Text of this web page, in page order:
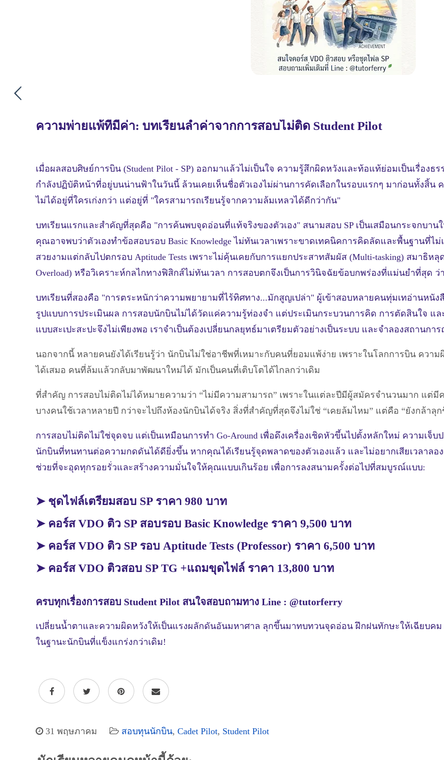
ความพ่ายแพ้ที่มีค่า: บทเรียนล้ำค่าจากการสอบไม่ติด Student Pilot
เมื่อผลสอบศิษย์การบิน (Student Pilot - SP) ออกมาแล้วไม่เป็นใจ ความรู้สึกผิดหวังและท้อแท้ย่อมเป็นเรื่อ
กำลังปฏิบัติหน้าที่อยู่บนน่านฟ้าในวันนี้ ล้วนเคยเห็นชื่อตัวเองไม่ผ่านการคัดเลือกในรอบแรกๆ มาก่อนทั้งสิ้น
ไม่ได้อยู่ที่ใครเก่งกว่า แต่อยู่ที่ "ใครสามารถเรียนรู้จากความล้มเหลวได้ดีกว่ากัน"
บทเรียนแรกและสำคัญที่สุดคือ "การค้นพบจุดอ่อนที่แท้จริงของตัวเอง" สนามสอบ SP เป็นเสมือนกระจกบาน
คุณอาจพบว่าตัวเองทำข้อสอบรอบ Basic Knowledge ไม่ทันเวลาเพราะขาดเทคนิคการคิดลัดและพื้นฐานที่
สวยงามแต่กลับไปตกรอบ Aptitude Tests เพราะไม่คุ้นเคยกับการแยกประสาทสัมผัส (Multi-tasking) สมาธิห
Overload) หรือวิเคราะห์กลไกทางฟิสิกส์ไม่ทันเวลา การสอบตกจึงเป็นการวินิจฉัยข้อบกพร่องที่แม่นยำที่สุด
บทเรียนที่สองคือ "การตระหนักว่าความพยายามที่ไร้ทิศทาง...มักสูญเปล่า" ผู้เข้าสอบหลายคนทุ่มเทอ่านหนั
รูปแบบการประเมินผล การสอบนักบินไม่ได้วัดแค่ความรู้ท่องจำ แต่ประเมินกระบวนการคิด การตัดสินใจ
แบบสะเปะสะปะจึงไม่เพียงพอ เราจำเป็นต้องเปลี่ยนกลยุทธ์มาเตรียมตัวอย่างเป็นระบบ และจำลองสถานก
นอกจากนี้ หลายคนยังได้เรียนรู้ว่า นักบินไม่ใช่อาชีพที่เหมาะกับคนที่ยอมแพ้ง่าย เพราะในโลกการบิน ควา
ได้เสมอ คนที่ล้มแล้วกลับมาพัฒนาใหม่ได้ มักเป็นคนที่เติบโตได้ไกลกว่าเดิม
ที่สำคัญ การสอบไม่ติดไม่ได้หมายความว่า “ไม่มีความสามารถ” เพราะในแต่ละปีมีผู้สมัครจำนวนมาก แต่
บางคนใช้เวลาหลายปี กว่าจะไปถึงห้องนักบินได้จริง สิ่งที่สำคัญที่สุดจึงไม่ใช่ “เคยล้มไหม” แต่คือ “ยังกล้าลุ
การสอบไม่ติดไม่ใช่จุดจบ แต่เป็นเหมือนการทำ Go-Around เพื่อดึงเครื่องเชิดหัวขึ้นไปตั้งหลักใหม่ ความเ
นักบินที่ทนทานต่อความกดดันได้ดียิ่งขึ้น หากคุณได้เรียนรู้จุดพลาดของตัวเองแล้ว และไม่อยากเสียเวลาลอ
ช่วยที่จะอุดทุกรอยรั่วและสร้างความมั่นใจให้คุณแบบเกินร้อย เพื่อการลงสนามครั้งต่อไปที่สมบูรณ์แบบ:
➤ ชุดไฟล์เตรียมสอบ SP ราคา 980 บาท
➤ คอร์ส VDO ติว SP สอบรอบ Basic Knowledge ราคา 9,500 บาท
➤ คอร์ส VDO ติว SP รอบ Aptitude Tests (Professor) ราคา 6,500 บาท
➤ คอร์ส VDO ติวสอบ SP TG +แถมขุดไฟล์ ราคา 13,800 บาท
ครบทุกเรื่องการสอบ Student Pilot สนใจสอบถามทาง Line : @tutorferry
เปลี่ยนน้ำตาและความผิดหวังให้เป็นแรงผลักดันอันมหาศาล ลุกขึ้นมาทบทวนจุดอ่อน ฝึกฝนทักษะให้เฉียบ
ในฐานะนักบินที่แข็งแกร่งกว่าเดิม!
31 พฤษภาคม สอบทุนนักบิน, Cadet Pilot, Student Pilot